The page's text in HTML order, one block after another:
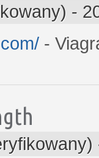
-
-